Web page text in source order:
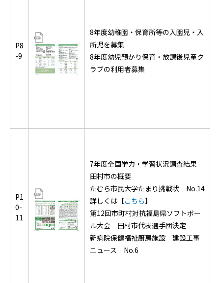
P8
-9
8年度幼稚園・保育所等の入園児・入
所児を募集
8年度幼児預かり保育・放課後児童ク
ラブの利用者募集
P1
0-
11
7年度全国学力・学習状況調査結果
田村市の概要
たむら市民大学たまり挑戦状 No.14
詳しくは【こちら】
第12回市町村対抗福島県ソフトボー
ル大会 田村市代表選手団決定
新病院保健福祉厨房施設 建設工事
ニュース No.6